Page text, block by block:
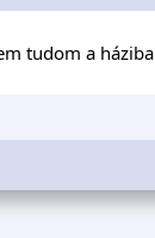
tudom a